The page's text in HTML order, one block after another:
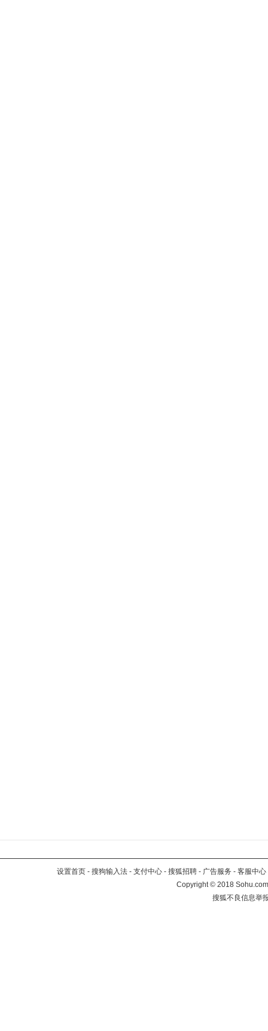
设置首页 - 搜狗输入法 - 支付中心 - 搜狐招聘 - 广告服务 - 客服中心
Copyright©2018
搜狐不良信息举